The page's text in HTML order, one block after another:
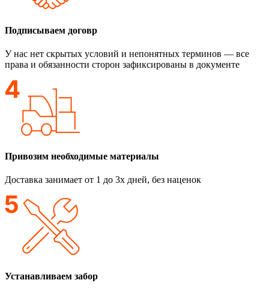
Подписываем договр
У нас нет скрытых условий и непонятных терминов — все
права и обязанности сторон зафиксированы в документе
Привозим необходимые материалы
Доставка занимает от 1 до 3х дней, без наценок
Устанавливаем забор